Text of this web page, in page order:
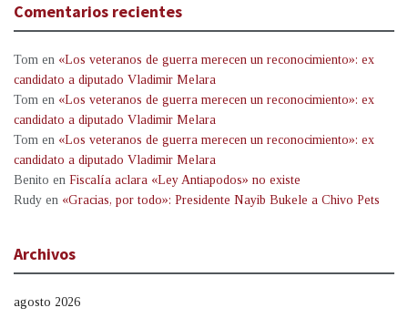
Comentarios recientes
Tom en «Los veteranos de guerra merecen un reconocimiento»: ex
candidato a diputado Vladimir Melara
Tom en «Los veteranos de guerra merecen un reconocimiento»: ex
candidato a diputado Vladimir Melara
Tom en «Los veteranos de guerra merecen un reconocimiento»: ex
candidato a diputado Vladimir Melara
Benito en Fiscalía aclara «Ley Antiapodos» no existe
Rudy en «Gracias, por todo»: Presidente Nayib Bukele a Chivo Pets
Archivos
agosto 2026